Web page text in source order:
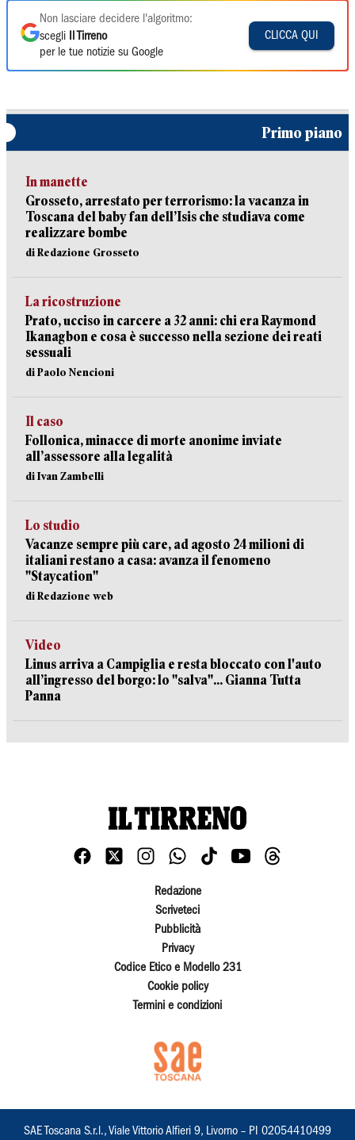
Non lasciare decidere l'algoritmo:
scegli
Il Tirreno
per le tue notizie su Google
CLICCA QUI
Primo piano
In manette
Grosseto, arrestato per terrorismo: la vacanza in
Toscana del baby fan dell’Isis che studiava come
realizzare bombe
di Redazione Grosseto
La ricostruzione
Prato, ucciso in carcere a 32 anni: chi era Raymond
Ikanagbon e cosa è successo nella sezione dei reati
sessuali
di Paolo Nencioni
Il caso
Follonica, minacce di morte anonime inviate
all’assessore alla legalità
di Ivan Zambelli
Lo studio
Vacanze sempre più care, ad agosto 24 milioni di
italiani restano a casa: avanza il fenomeno
"Staycation"
di Redazione web
Video
Linus arriva a Campiglia e resta bloccato con l'auto
all’ingresso del borgo: lo "salva"... Gianna Tutta
Panna
Redazione
Scriveteci
Pubblicità
Privacy
Codice Etico e Modello 231
Cookie policy
Termini e condizioni
SAE Toscana S.r.l., Viale Vittorio Alfieri 9, Livorno – PI 02054410499